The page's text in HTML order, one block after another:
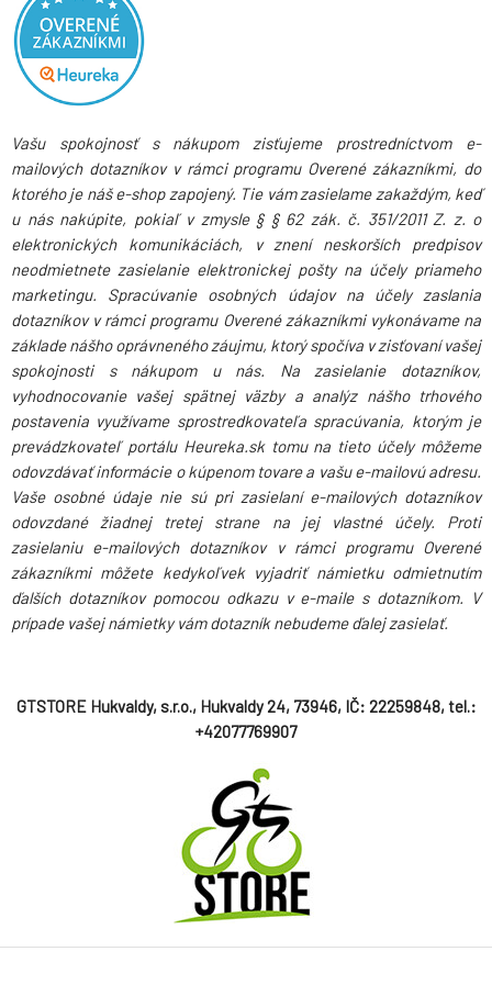
Vašu spokojnosť s nákupom zisťujeme prostredníctvom e-
mailových dotazníkov v rámci programu Overené zákazníkmi, do
ktorého je náš e-shop zapojený. Tie vám zasielame zakaždým, keď
u nás nakúpite, pokiaľ v zmysle § § 62 zák. č. 351/2011 Z. z. o
elektronických komunikáciách, v znení neskorších predpisov
neodmietnete zasielanie elektronickej pošty na účely priameho
marketingu. Spracúvanie osobných údajov na účely zaslania
dotazníkov v rámci programu Overené zákazníkmi vykonávame na
základe nášho oprávneného záujmu, ktorý spočíva v zisťovaní vašej
spokojnosti s nákupom u nás. Na zasielanie dotazníkov,
vyhodnocovanie vašej spätnej väzby a analýz nášho trhového
postavenia využívame sprostredkovateľa spracúvania, ktorým je
prevádzkovateľ portálu Heureka.sk tomu na tieto účely môžeme
odovzdávať informácie o kúpenom tovare a vašu e-mailovú adresu.
Vaše osobné údaje nie sú pri zasielaní e-mailových dotazníkov
odovzdané žiadnej tretej strane na jej vlastné účely. Proti
zasielaniu e-mailových dotazníkov v rámci programu Overené
zákazníkmi môžete kedykoľvek vyjadriť námietku odmietnutím
ďalších dotazníkov pomocou odkazu v e-maile s dotazníkom. V
prípade vašej námietky vám dotazník nebudeme ďalej zasielať.
GTSTORE Hukvaldy, s.r.o., Hukvaldy 24, 73946, IČ: 22259848, tel.:
+42077769907